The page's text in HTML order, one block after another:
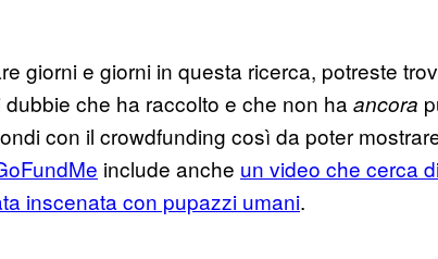
giorni e giorni in questa ricerca, potreste
che ha raccolto e che non ha ancora
con il crowdfunding così da poter
include anche un video che cerca
inscenata con pupazzi umani.